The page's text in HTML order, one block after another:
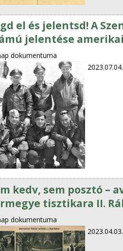
el és jelentsd! A
jelentése
dokumentuma
2023.07.04.
kedv, sem posztó –
tisztikara II.
dokumentuma
2023.04.03.